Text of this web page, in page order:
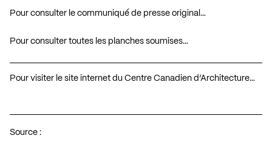
Pour consulter le communiqué de presse original…
Pour consulter toutes les planches soumises…
Pour visiter le site internet du Centre Canadien d’Architecture…
Source :